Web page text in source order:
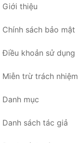
Giới thiệu
Chính sách bảo mật
Điều khoản sử dụng
Miễn trừ trách nhiệm
Danh mục
Danh sách tác giả